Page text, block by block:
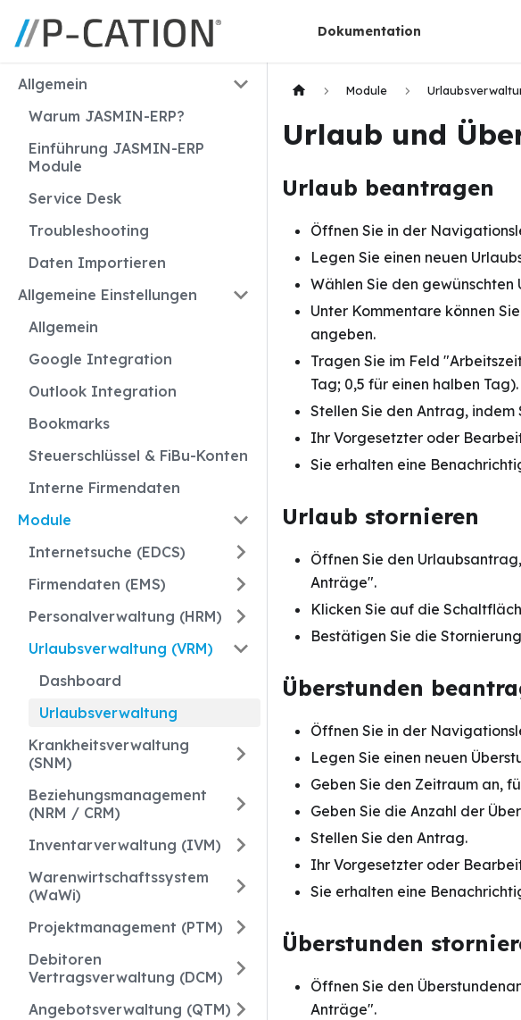
Dokumentation
Allgemein
Warum JASMIN-ERP?
Einführung JASMIN-ERP
Module
Service Desk
Troubleshooting
Daten Importieren
Allgemeine Einstellungen
Allgemein
Google Integration
Outlook Integration
Bookmarks
Steuerschlüssel & FiBu-Konten
Interne Firmendaten
Module
Internetsuche (EDCS)
Firmendaten (EMS)
Personalverwaltung (HRM)
Urlaubsverwaltung (VRM)
Dashboard
Urlaubsverwaltung
Krankheitsverwaltung
(SNM)
Beziehungsmanagement
(NRM / CRM)
Inventarverwaltung (IVM)
Warenwirtschaftssystem
(WaWi)
Projektmanagement (PTM)
Debitoren
Vertragsverwaltung (DCM)
Angebotsverwaltung (QTM)
Module
Urlaub und
Urlaub beantragen
Öffnen Sie in der
Legen Sie einen neuen
Wählen Sie den gewünschten
Unter Kommentare können
angeben.
Tragen Sie im Feld
Tag; 0,5 für einen halben Tag).
Stellen Sie den Antrag,
Ihr Vorgesetzter oder
Sie erhalten eine
Urlaub stornieren
Öffnen Sie den
Anträge".
Klicken Sie auf die
Bestätigen Sie die
Überstunden
Öffnen Sie in der
Legen Sie einen neuen
Geben Sie den Zeitraum an,
Geben Sie die Anzahl der
Stellen Sie den Antrag.
Ihr Vorgesetzter oder
Sie erhalten eine
Überstunden
Öffnen Sie den
Anträge".